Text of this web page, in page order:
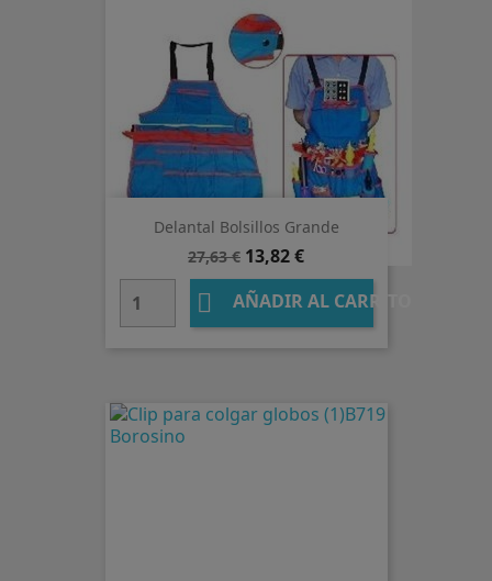
Delantal Bolsillos Grande
Precio
base
27,63 € Precio
13,82 €
 AÑADIR AL CARRITO